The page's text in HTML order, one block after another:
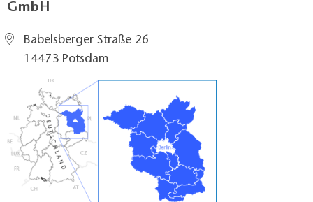
GmbH
Babelsberger Straße 26
14473 Potsdam